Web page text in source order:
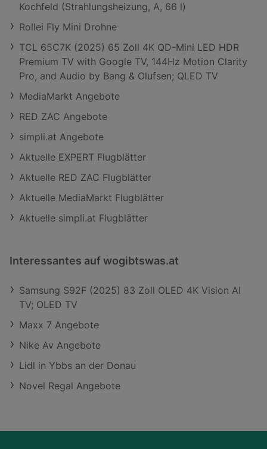
Kochfeld (Strahlungsheizung, A, 66 l)
Rollei Fly Mini Drohne
TCL 65C7K (2025) 65 Zoll 4K QD-Mini LED HDR
Premium TV with Google TV, 144Hz Motion Clarity
Pro, and Audio by Bang & Olufsen; QLED TV
MediaMarkt Angebote
RED ZAC Angebote
simpli.at Angebote
Aktuelle EXPERT Flugblätter
Aktuelle RED ZAC Flugblätter
Aktuelle MediaMarkt Flugblätter
Aktuelle simpli.at Flugblätter
Interessantes auf wogibtswas.at
Samsung S92F (2025) 83 Zoll OLED 4K Vision AI
TV; OLED TV
Maxx 7 Angebote
Nike Av Angebote
Lidl in Ybbs an der Donau
Novel Regal Angebote